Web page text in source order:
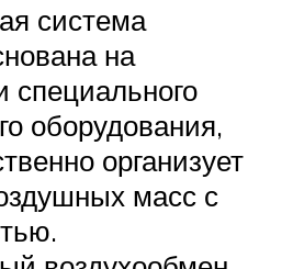
система
на
специального
оборудования,
организует
масс с